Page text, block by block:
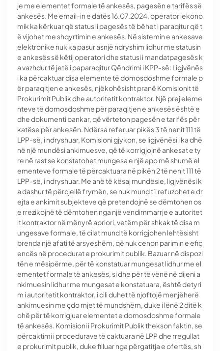
je me elementet formale të ankesës, pagesën e tarifës së
ankesës. Me email-in e datës 16.07.2024, operatori ekono
mik ka kërkuar që statusi i pagesës të bëhet i paraqitur që t
ë vijohet me shqyrtimin e ankesës. Në sistemin e ankesave
elektronike nuk ka pasur asnjë ndryshim lidhur me statusin
e ankesës së këtij operatori dhe statusi i mandatpagesës k
a vazhdur të jetë i paparaqitur Qëndrimi i KPP-së: Ligjvënës
i ka përcaktuar disa elemente të domosdoshme formale p
ër paraqitjen e ankesës, njëkohësisht pranë Komisionit të
Prokurimit Publik dhe autoritetit kontraktor. Një prej eleme
nteve të domosdoshme për paraqitjen e ankesës është e
dhe dokumenti bankar, që vërteton pagesën e tarifës për
katëse për ankesën. Ndërsa referuar pikës 3 të nenit 111 të
LPP-së, i ndryshuar, Komisioni gjykon, se ligjvënësi i ka dhë
në një mundësi ankimuesve, që të korrigjojnë ankesat e ty
re në rast se konstatohet mungesa e një apo më shumë el
ementeve formale të përcaktuara në pikën 2 të nenit 111 të
LPP-së, i ndryshuar. Me anë të kësaj mundësie, ligjvënësi k
a dashur të përcjellë frymën, se nuk mund t’i refuzohet e dr
ejta e ankimit subjekteve që pretendojnë se dëmtohen os
e rrezikojnë të dëmtohen nga një vendimmarrje e autoritet
it kontraktor në mënyrë apriori, vetëm për shkak të disa m
ungesave formale, të cilat mund të korrigjohen lehtësisht
brenda një afati të arsyeshëm, që nuk cenon parimin e efiç
encës në procedurat e prokurimit publik. Bazuar në dispozi
tën e mësipërme, për të konstatuar mungesat lidhur me el
ementet formale të ankesës, si dhe për të vënë në dijeni a
nkimuesin lidhur me mungesat e konstatuara, është detyri
m i autoritetit kontraktor, i cili duhet të njoftojë menjëherë
ankimuesin me çdo mjet të mundshëm, duke i lënë 2 ditë k
ohë për të korrigjuar elementet e domosdoshme formale
të ankesës. Komisioni i Prokurimit Publik thekson faktin, se
përcaktimi i procedurave të caktuara në LPP dhe rregullat
e prokurimit publik, duke filluar nga përgatitja e ofertës, sh